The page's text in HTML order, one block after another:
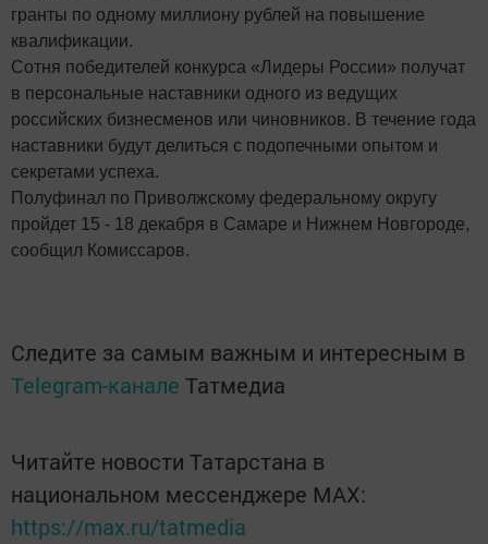
гранты по одному миллиону рублей на повышение
квалификации.
Сотня победителей конкурса «Лидеры России» получат
в персональные наставники одного из ведущих
российских бизнесменов или чиновников. В течение года
наставники будут делиться с подопечными опытом и
секретами успеха.
Полуфинал по Приволжскому федеральному округу
пройдет 15 - 18 декабря в Самаре и Нижнем Новгороде,
сообщил Комиссаров.
Следите за самым важным и интересным в
Telegram-канале Татмедиа
Читайте новости Татарстана в
национальном мессенджере MАХ:
https://max.ru/tatmedia